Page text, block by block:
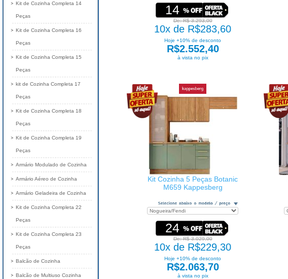
14
De: R$ 3.293,00
10x de R$283,60
Hoje +10% de desconto
R$2.552,40
à vista no pix
Kit Cozinha 5 Peças Botanic
M659 Kappesberg
24
De: R$ 3.029,00
10x de R$229,30
Hoje +10% de desconto
R$2.063,70
à vista no pix
Kit de Cozinha Completa 14
Peças
Kit de Cozinha Completa 16
Peças
Kit de Cozinha Completa 15
Peças
kit de Cozinha Completa 17
Peças
Kit de Cozinha Completa 18
Peças
Kit de Cozinha Completa 19
Peças
Armário Modulado de Cozinha
Armário Aéreo de Cozinha
Armário Geladeira de Cozinha
Kit de Cozinha Completa 22
Peças
Kit de Cozinha Completa 23
Peças
Balcão de Cozinha
Balcão de Multiuso Cozinha